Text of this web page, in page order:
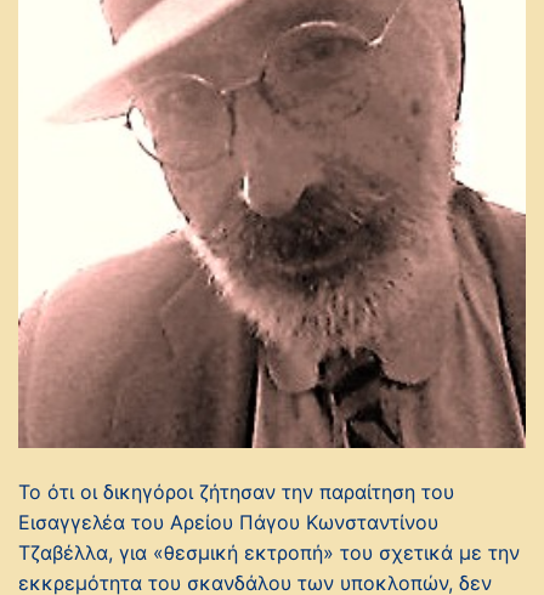
Το ότι οι δικηγόροι ζήτησαν την παραίτηση του
Εισαγγελέα του Αρείου Πάγου Κωνσταντίνου
Τζαβέλλα, για «θεσμική εκτροπή» του σχετικά με την
εκκρεμότητα του σκανδάλου των υποκλοπών, δεν